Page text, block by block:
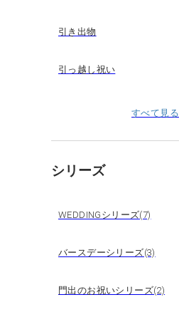
引き出物
引っ越し祝い
すべて見る
シリーズ
WEDDINGシリーズ(7)
バースデーシリーズ(3)
門出のお祝いシリーズ(2)